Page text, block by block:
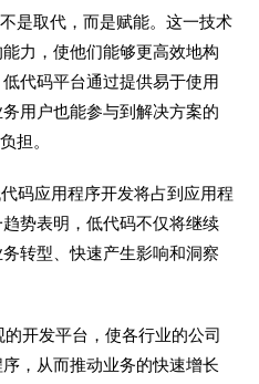
是取代，而是赋能。这一技术
力，使他们能够更高效地构
代码平台通过提供易于使用
用户也能参与到解决方案的
担。
码应用程序开发将占到应用程
势表明，低代码不仅将继续
转型、快速产生影响和洞察
开发平台，使各行业的公司
，从而推动业务的快速增长